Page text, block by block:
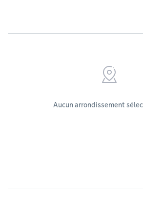
Aucun arrondissement